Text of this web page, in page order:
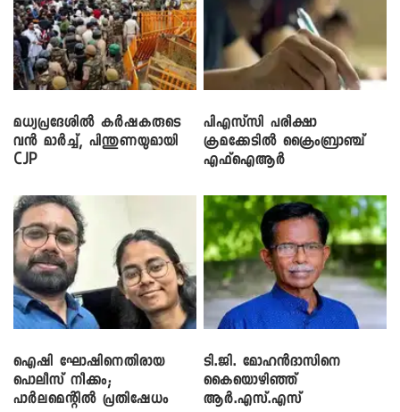
മധ്യപ്രദേശിൽ കർഷകരുടെ
വൻ മാർച്ച്, പിന്തുണയുമായി
CJP
പിഎസ്‌സി പരീക്ഷാ
ക്രമക്കേ‌ടിൽ ക്രൈംബ്രാഞ്ച്
എഫ്ഐആർ
ഐഷി ഘോഷിനെതിരായ
പൊലീസ് നീക്കം;
പാര്‍ലമെന്റിൽ പ്രതിഷേധം
ടി.ജി. മോഹൻദാസിനെ
കൈയൊഴിഞ്ഞ്
ആർ.എസ്.എസ്